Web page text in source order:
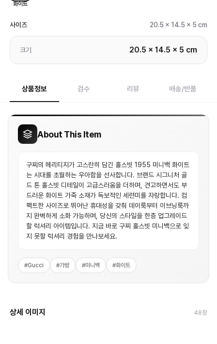
화이트
사이즈 20.5 x 14.5 x 5 cm
크기 20.5 x 14.5 x 5 cm
상품정보 검수 리뷰 배송/반품
About This Item
구찌의 헤리티지가 고스란히 담긴 홀스빗 1955 미니백 화이트
는 시대를 초월하는 우아함을 선사합니다. 브랜드 시그니처 골
드 톤 홀스빗 디테일이 고급스러움을 더하며, 견고하면서도 부
드러운 화이트 가죽 소재가 독보적인 세련미를 자랑합니다. 컴
팩트한 사이즈로 뛰어난 휴대성을 갖춰 데이룩부터 이브닝룩까
지 완벽하게 소화 가능하며, 당신의 스타일을 한층 업그레이드
할 럭셔리 아이템입니다. 지금 바로 구찌 홀스빗 미니백으로 잊
지 못할 럭셔리 경험을 만나보세요.
#Gucci #가방 #미니백 #화이트
상세 이미지 48장